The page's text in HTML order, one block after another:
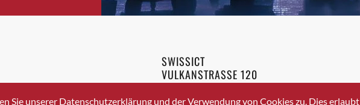
Cazis
Crissier
Davos Platz
43 336 40 20
SWISSICT
VULKANSTRASSE 120
8048 ZURICH
Sie unserer Datenschutzerklärung und der Verwendung von Cookies zu. Dies erlaubt